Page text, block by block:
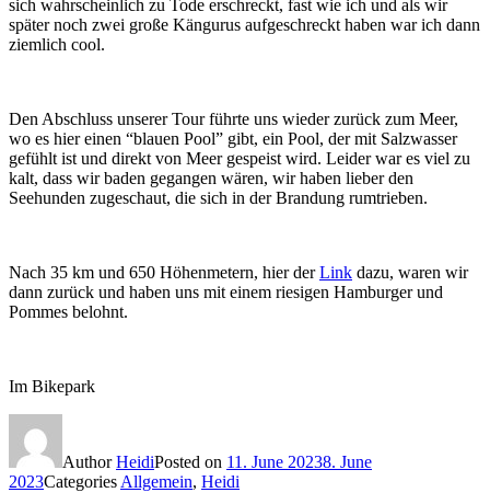
sich wahrscheinlich zu Tode erschreckt, fast wie ich und als wir
später noch zwei große Kängurus aufgeschreckt haben war ich dann
ziemlich cool.
Den Abschluss unserer Tour führte uns wieder zurück zum Meer,
wo es hier einen “blauen Pool” gibt, ein Pool, der mit Salzwasser
gefühlt ist und direkt von Meer gespeist wird. Leider war es viel zu
kalt, dass wir baden gegangen wären, wir haben lieber den
Seehunden zugeschaut, die sich in der Brandung rumtrieben.
Nach 35 km und 650 Höhenmetern, hier derLink dazu, waren wir
dann zurück und haben uns mit einem riesigen Hamburger und
Pommes belohnt.
Im Bikepark
AuthorHeidiPosted on 11. June 20238. June
2023Categories Allgemein, Heidi